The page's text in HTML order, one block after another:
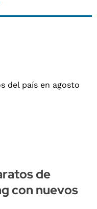
de
con nuevos